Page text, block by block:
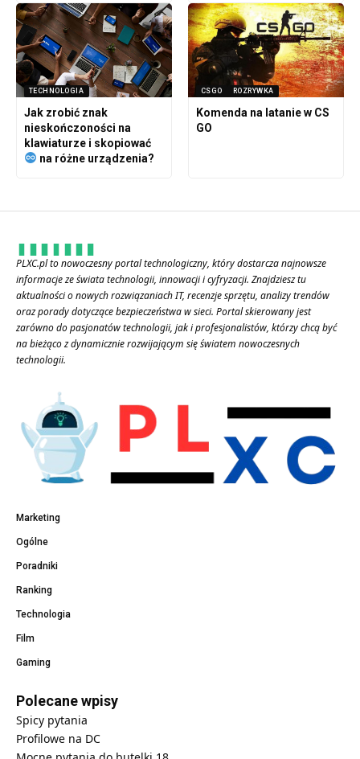
TECHNOLOGIA
Jak zrobić znak
nieskończoności na
klawiaturze i skopiować
na różne urządzenia?
CSGO ROZRYWKA
Komenda na latanie w CS
GO
PLXC.pl to nowoczesny portal technologiczny, który dostarcza najnowsze
informacje ze świata technologii, innowacji i cyfryzacji. Znajdziesz tu
aktualności o nowych rozwiązaniach IT, recenzje sprzętu, analizy trendów
oraz porady dotyczące bezpieczeństwa w sieci. Portal skierowany jest
zarówno do pasjonatów technologii, jak i profesjonalistów, którzy chcą być
na bieżąco z dynamicznie rozwijającym się światem nowoczesnych
technologii.
Marketing
Ogólne
Poradniki
Ranking
Technologia
Film
Gaming
Polecane wpisy
Spicy pytania
Profilowe na DC